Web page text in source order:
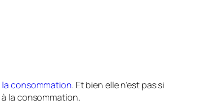
la consommation. Et bien elle n’est pas si
la consommation.